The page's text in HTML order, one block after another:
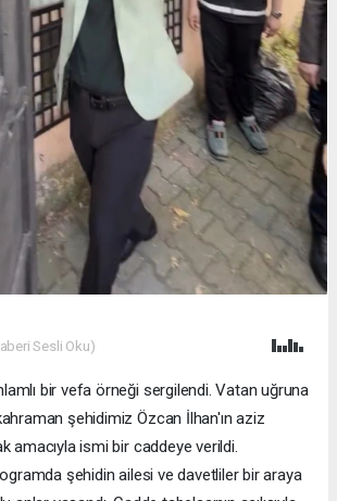
Sesli Oku)
bir vefa örneği sergilendi. Vatan uğruna
şehidimiz Özcan İlhan'ın aziz
amacıyla ismi bir caddeye verildi.
şehidin ailesi ve davetliler bir araya